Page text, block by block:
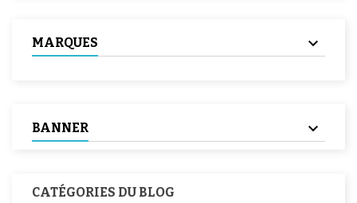
MARQUES
BANNER
CATÉGORIES DU BLOG